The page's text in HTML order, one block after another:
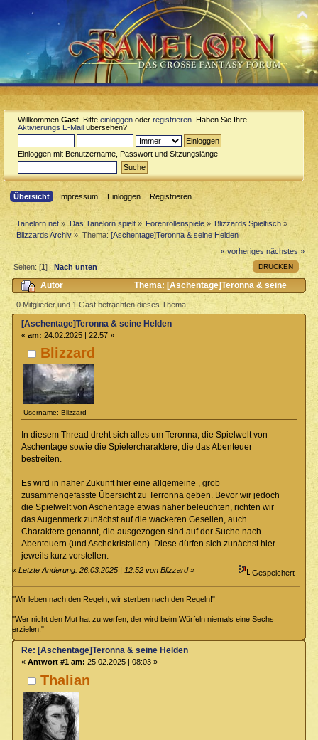
Willkommen Gast . Bitte einloggen oder registrieren . Haben Sie Ihre
Aktivierungs E-Mail übersehen?
Einloggen mit Benutzername, Passwort und Sitzungslänge
Übersicht Impressum Einloggen Registrieren
Tanelorn.net » Das Tanelorn spielt» Forenrollenspiele» Blizzards Spieltisch »
Blizzards Archiv » Thema: [Aschentage]Teronna & seine Helden
« vorheriges nächstes »
DRUCKEN
Seiten: [1] Nach unten
Autor
Thema: [Aschentage]Teronna & seine
Helden (Gelesen 1357 mal)
0 Mitglieder und 1 Gast betrachten dieses Thema.
Blizzard
Username: Blizzard
[Aschentage]Teronna & seine Helden
« am: 24.02.2025 | 22:57 »
In diesem Thread dreht sich alles um Teronna, die Spielwelt von
Aschentage sowie die Spielercharaktere, die das Abenteuer
bestreiten.
Es wird in naher Zukunft hier eine allgemeine , grob
zusammengefasste Übersicht zu Terronna geben. Bevor wir jedoch
die Spielwelt von Aschentage etwas näher beleuchten, richten wir
das Augenmerk zunächst auf die wackeren Gesellen, auch
Charaktere genannt, die ausgezogen sind auf der Suche nach
Abenteuern (und Aschekristallen). Diese dürfen sich zunächst hier
jeweils kurz vorstellen.
«Letzte Änderung: 26.03.2025 | 12:52 von Blizzard» Gespeichert
"Wir leben nach den Regeln, wir sterben nach den Regeln!"
"Wer nicht den Mut hat zu werfen, der wird beim Würfeln niemals eine Sechs
erzielen."
Thalian
Re: [Aschentage]Teronna & seine Helden
« Antwort #1 am: 25.02.2025 | 08:03 »